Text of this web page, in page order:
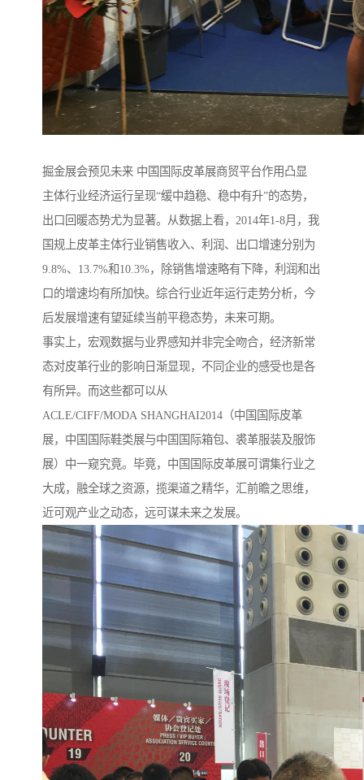
掘金展会预见未来 中国国际皮革展商贸平台作用凸显
主体行业经济运行呈现“缓中趋稳、稳中有升”的态势，
出口回暖态势尤为显著。从数据上看，2014年1-8月，我
国规上皮革主体行业销售收入、利润、出口增速分别为
9.8%、13.7%和10.3%，除销售增速略有下降，利润和出
口的增速均有所加快。综合行业近年运行走势分析，今
后发展增速有望延续当前平稳态势，未来可期。
事实上，宏观数据与业界感知并非完全吻合，经济新常
态对皮革行业的影响日渐显现，不同企业的感受也是各
有所异。而这些都可以从
ACLE/CIFF/MODA SHANGHAI2014（中国国际皮革
展，中国国际鞋类展与中国国际箱包、裘革服装及服饰
展）中一窥究竟。毕竟，中国国际皮革展可谓集行业之
大成，融全球之资源，揽渠道之精华，汇前瞻之思维，
近可观产业之动态，远可谋未来之发展。